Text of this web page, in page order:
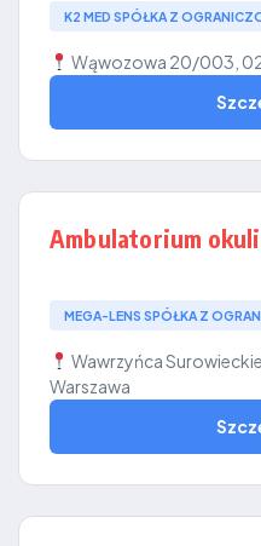
K2 MED SPÓŁKA Z
Wąwozowa 20/003,
Ambulatorium
MEGA-LENS SPÓŁKA Z
Wawrzyńca
Warszawa